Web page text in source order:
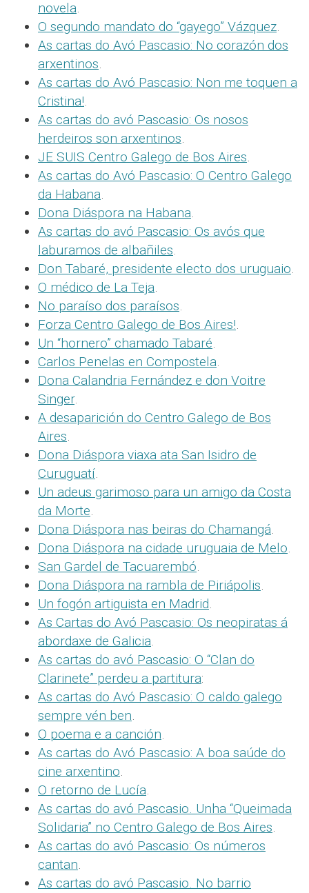
novela.
O segundo mandato do “gayego” Vázquez.
As cartas do Avó Pascasio: No corazón dos
arxentinos.
As cartas do Avó Pascasio: Non me toquen a
Cristina!.
As cartas do avó Pascasio: Os nosos
herdeiros son arxentinos.
JE SUIS Centro Galego de Bos Aires.
As cartas do Avó Pascasio: O Centro Galego
da Habana.
Dona Diáspora na Habana.
As cartas do avó Pascasio: Os avós que
laburamos de albañiles.
Don Tabaré, presidente electo dos uruguaio.
O médico de La Teja.
No paraíso dos paraísos.
Forza Centro Galego de Bos Aires!.
Un “hornero” chamado Tabaré.
Carlos Penelas en Compostela.
Dona Calandria Fernández e don Voitre
Singer.
A desaparición do Centro Galego de Bos
Aires.
Dona Diáspora viaxa ata San Isidro de
Curuguatí.
Un adeus garimoso para un amigo da Costa
da Morte.
Dona Diáspora nas beiras do Chamangá.
Dona Diáspora na cidade uruguaia de Melo.
San Gardel de Tacuarembó.
Dona Diáspora na rambla de Piriápolis.
Un fogón artiguista en Madrid.
As Cartas do Avó Pascasio: Os neopiratas á
abordaxe de Galicia.
As cartas do avó Pascasio: O “Clan do
Clarinete” perdeu a partitura:
As cartas do Avó Pascasio: O caldo galego
sempre vén ben.
O poema e a canción.
As cartas do Avó Pascasio: A boa saúde do
cine arxentino.
O retorno de Lucía.
As cartas do avó Pascasio. Unha “Queimada
Solidaria” no Centro Galego de Bos Aires.
As cartas do avó Pascasio: Os números
cantan.
As cartas do avó Pascasio. No barrio